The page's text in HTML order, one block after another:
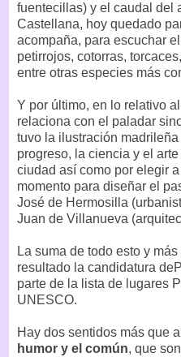
fuentecillas) y el caudal del
Castellana, hoy quedado
acompaña, para escuchar
petirrojos, cotorras,
entre otras especies más
Y por último, en lo relativo al
relaciona con el paladar
tuvo la ilustración
progreso, la ciencia y el
ciudad así como por elegir
momento para diseñar el
José de Hermosilla
Juan de Villanueva
La suma de todo esto y
resultado la candidatura
parte de la lista de lugares
UNESCO.
Hay dos sentidos más que
humor y el común, que